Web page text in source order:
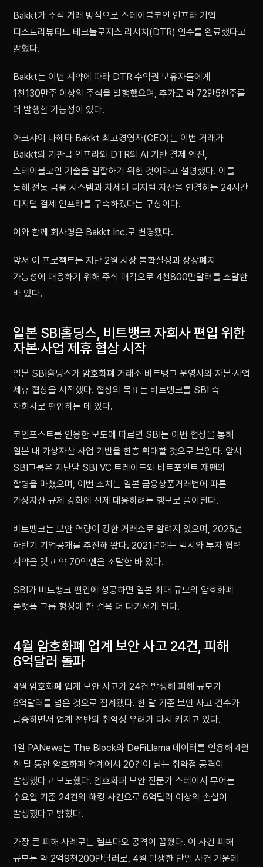
Bakkt가 주식 거래 방식으로 스테이블코인 인프라 기업
디스트리뷰티드 테크놀로지스 리서치(DTR) 인수를 완료했다고
밝혔다.
Bakkt는 이번 계약에 따라 DTR 수익권 보유자들에게
1천130만주 이상의 주식을 발행했으며, 추가로 약 72만5천주를
더 발행할 가능성이 있다.
아크샤이 나헤타 Bakkt 최고경영자(CEO)는 이번 거래가
Bakkt의 기관급 인프라와 DTR의 AI 기반 결제 엔진,
스테이블코인 기술을 결합하기 위한 것이라고 설명했다. 이를
통해 전통 금융 시스템과 차세대 디지털 자산을 연결하는 24시간
디지털 결제 인프라를 구축하겠다는 구상이다.
이와 함께 회사명은 Bakkt Inc.로 변경됐다.
앞서 이 프로젝트는 지난 2월 시장 불확실성과 상장폐지
가능성에 대응하기 위해 주식 매각으로 4천800만달러를 조달한
바 있다.
일본 SBI홀딩스, 비트뱅크 자회사 편입 위한
자본·사업 제휴 협상 시작
일본 SBI홀딩스가 암호화폐 거래소 비트뱅크 운영사와 자본·사업
제휴 협상을 시작했다. 협상의 목표는 비트뱅크를 SBI 측
자회사로 편입하는 데 있다.
코인포스트를 인용한 보도에 따르면 SBI는 이번 협상을 통해
일본 내 가상자산 사업 기반을 한층 확대할 것으로 보인다. 앞서
SBI그룹은 지난달 SBI VC 트레이드와 비트포인트 재팬의
합병을 마쳤으며, 이번 조치는 일본 금융상품거래법에 따른
가상자산 규제 강화에 선제 대응하려는 행보로 풀이된다.
비트뱅크는 보안 역량이 강한 거래소로 알려져 있으며, 2025년
하반기 기업공개를 추진해 왔다. 2021년에는 믹시와 투자 협력
계약을 맺고 약 70억엔을 조달한 바 있다.
SBI가 비트뱅크 편입에 성공하면 일본 최대 규모의 암호화폐
플랫폼 그룹 형성에 한 걸음 더 다가서게 된다.
4월 암호화폐 업계 보안 사고 24건, 피해
6억달러 돌파
4월 암호화폐 업계 보안 사고가 24건 발생해 피해 규모가
6억달러를 넘은 것으로 집계됐다. 한 달 기준 보안 사고 건수가
급증하면서 업계 전반의 취약성 우려가 다시 커지고 있다.
1일 PANews는 The Block와 DeFiLlama 데이터를 인용해 4월
한 달 동안 암호화폐 업계에서 20건이 넘는 취약점 공격이
발생했다고 보도했다. 암호화폐 보안 전문가 스테이시 무어는
수요일 기준 24건의 해킹 사건으로 6억달러 이상의 손실이
발생했다고 밝혔다.
가장 큰 피해 사례로는 켈프다오 공격이 꼽혔다. 이 사건 피해
규모는 약 2억9천200만달러로, 4월 발생한 단일 사건 가운데